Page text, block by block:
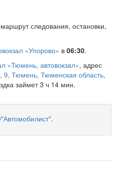
следования, остановки,
«Упорово» в 06:30.
«Тюмень, автовокзал», адрес
9, Тюмень, Тюменская область,
займет 3 ч 14 мин.
.